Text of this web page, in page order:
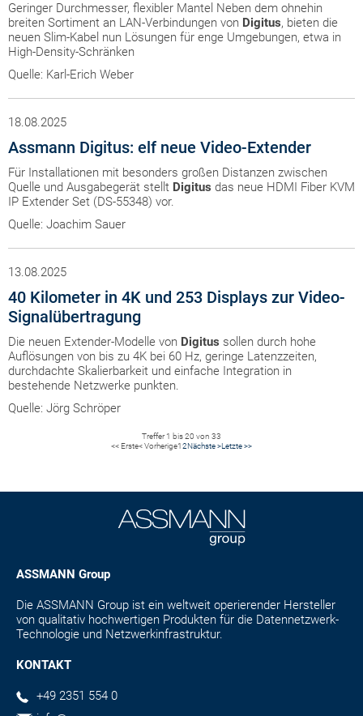
Geringer Durchmesser, flexibler Mantel Neben dem ohnehin
breiten Sortiment an LAN-Verbindungen von Digitus, bieten die
neuen Slim-Kabel nun Lösungen für enge Umgebungen, etwa in
High-Density-Schränken
Quelle: Karl-Erich Weber
18.08.2025
Assmann Digitus: elf neue Video-Extender
Für Installationen mit besonders großen Distanzen zwischen
Quelle und Ausgabegerät stellt Digitus das neue HDMI Fiber KVM
IP Extender Set (DS-55348) vor.
Quelle: Joachim Sauer
13.08.2025
40 Kilometer in 4K und 253 Displays zur Video-
Signalübertragung
Die neuen Extender-Modelle von Digitus sollen durch hohe
Auflösungen von bis zu 4K bei 60 Hz, geringe Latenzzeiten,
durchdachte Skalierbarkeit und einfache Integration in
bestehende Netzwerke punkten.
Quelle: Jörg Schröper
Treffer 1 bis 20 von 33
<< Erste< Vorherige12Nächste >Letzte >>
ASSMANN Group
Die ASSMANN Group ist ein weltweit operierender Hersteller
von qualitativ hochwertigen Produkten für die Datennetzwerk-
Technologie und Netzwerkinfrastruktur.
KONTAKT
+49 2351 554 0